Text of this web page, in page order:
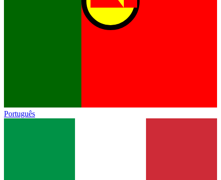
Português